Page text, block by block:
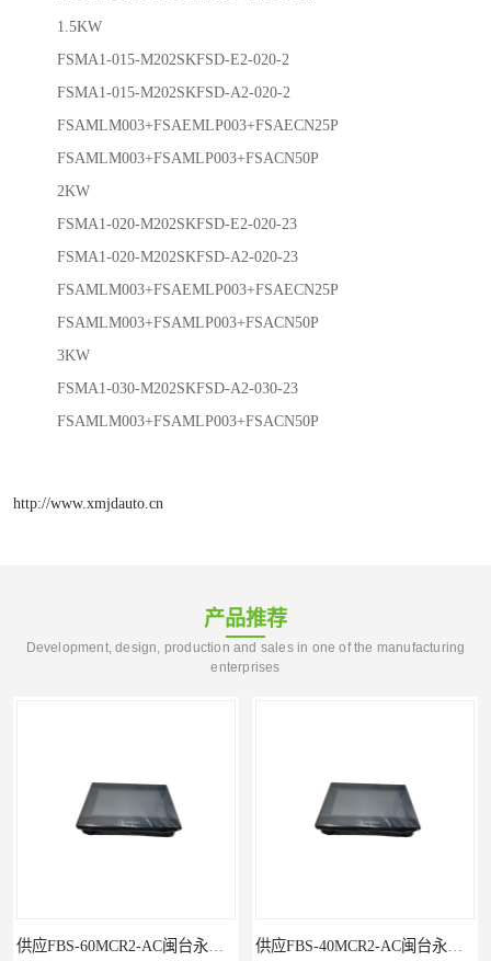
1.5KW
FSMA1-015-M202SKFSD-E2-020-2
FSMA1-015-M202SKFSD-A2-020-2
FSAMLM003+FSAEMLP003+FSAECN25P
FSAMLM003+FSAMLP003+FSACN50P
2KW
FSMA1-020-M202SKFSD-E2-020-23
FSMA1-020-M202SKFSD-A2-020-23
FSAMLM003+FSAEMLP003+FSAECN25P
FSAMLM003+FSAMLP003+FSACN50P
3KW
FSMA1-030-M202SKFSD-A2-030-23
FSAMLM003+FSAMLP003+FSACN50P
http://www.xmjdauto.cn
产品推荐
Development, design, production and sales in one of the manufacturing
enterprises